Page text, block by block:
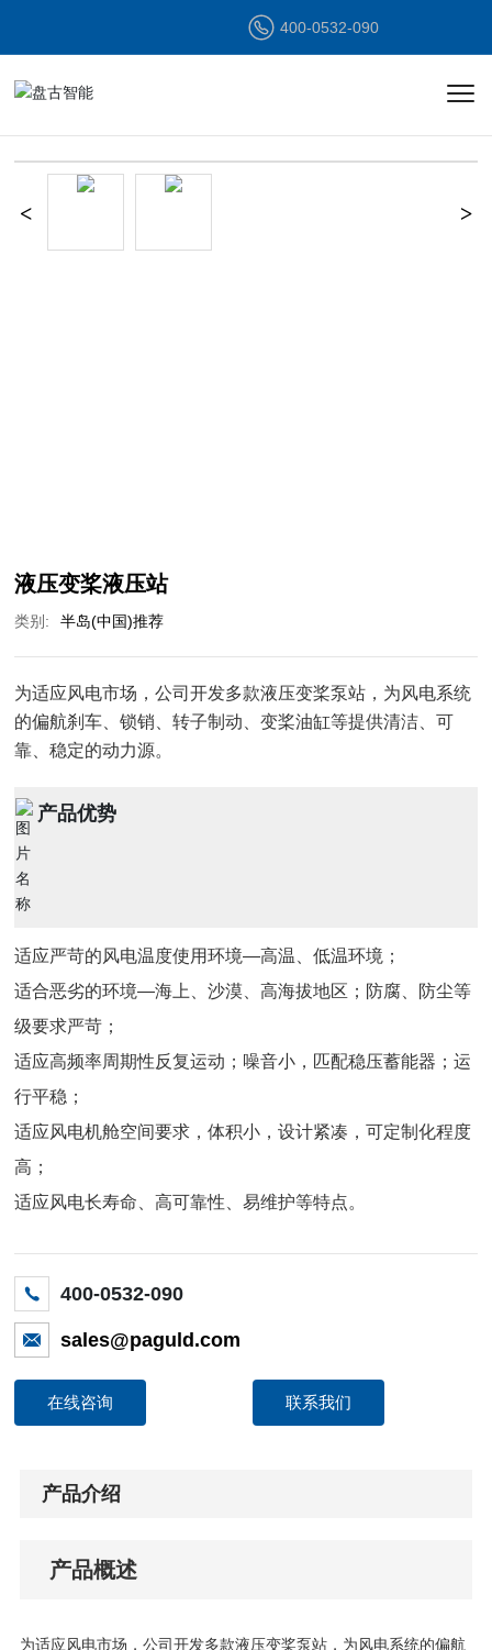
400-0532-090
半岛(中国)
液压变桨液压站
类别: 半岛(中国)推荐
为适应风电市场，公司开发多款液压变桨泵站，为风电系统
的偏航刹车、锁销、转子制动、变桨油缸等提供清洁、可
靠、稳定的动力源。
产品优势
适应严苛的风电温度使用环境—高温、低温环境；
适合恶劣的环境—海上、沙漠、高海拔地区；防腐、防尘等
级要求严苛；
适应高频率周期性反复运动；噪音小，匹配稳压蓄能器；运
行平稳；
适应风电机舱空间要求，体积小，设计紧凑，可定制化程度
高；
适应风电长寿命、高可靠性、易维护等特点。
400-0532-090
sales@paguld.com
在线咨询 联系我们
产品介绍
产品概述
为适应风电市场，公司开发多款液压变桨泵站，为风电系统的偏航